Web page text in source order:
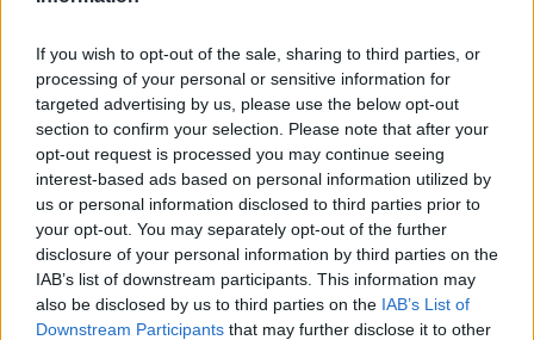
If you wish to opt-out of the sale, sharing to third parties, or
processing of your personal or sensitive information for
targeted advertising by us, please use the below opt-out
section to confirm your selection. Please note that after your
opt-out request is processed you may continue seeing
interest-based ads based on personal information utilized by
us or personal information disclosed to third parties prior to
your opt-out. You may separately opt-out of the further
disclosure of your personal information by third parties on the
IAB’s list of downstream participants. This information may
also be disclosed by us to third parties on the IAB’s List of
Downstream Participants that may further disclose it to other
SPRAWDŹ
Często sprawdzane
Ę widzę
O poprawnej i niezałganej odmianie
Odmiana:faryzeuszeczy faryzeuszowie